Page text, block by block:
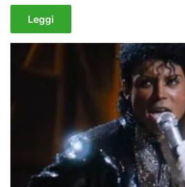
Leggi